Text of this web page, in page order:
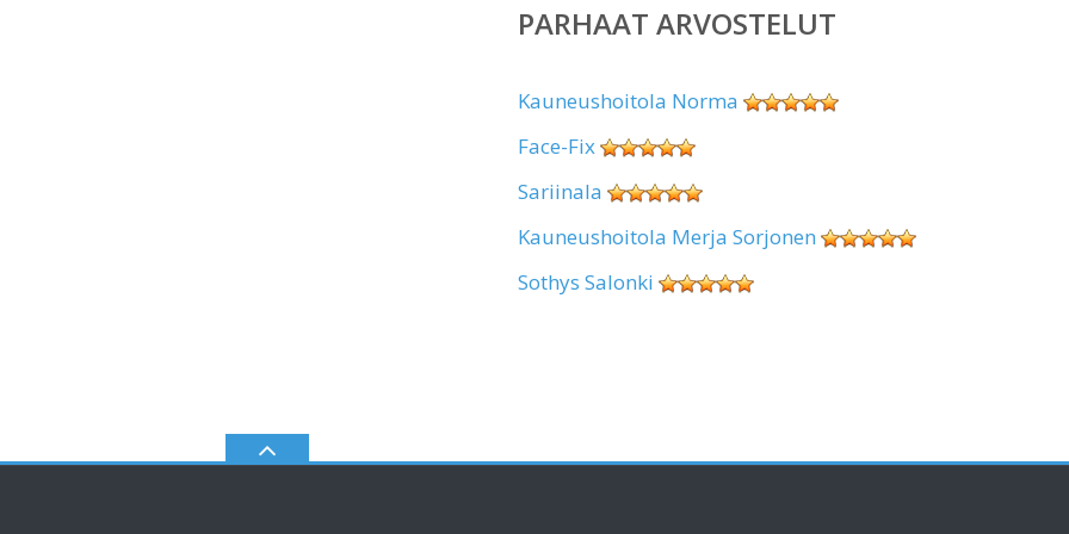
PARHAAT ARVOSTELUT
Kauneushoitola Norma
Face-Fix
Sariinala
Kauneushoitola Merja Sorjonen
Sothys Salonki